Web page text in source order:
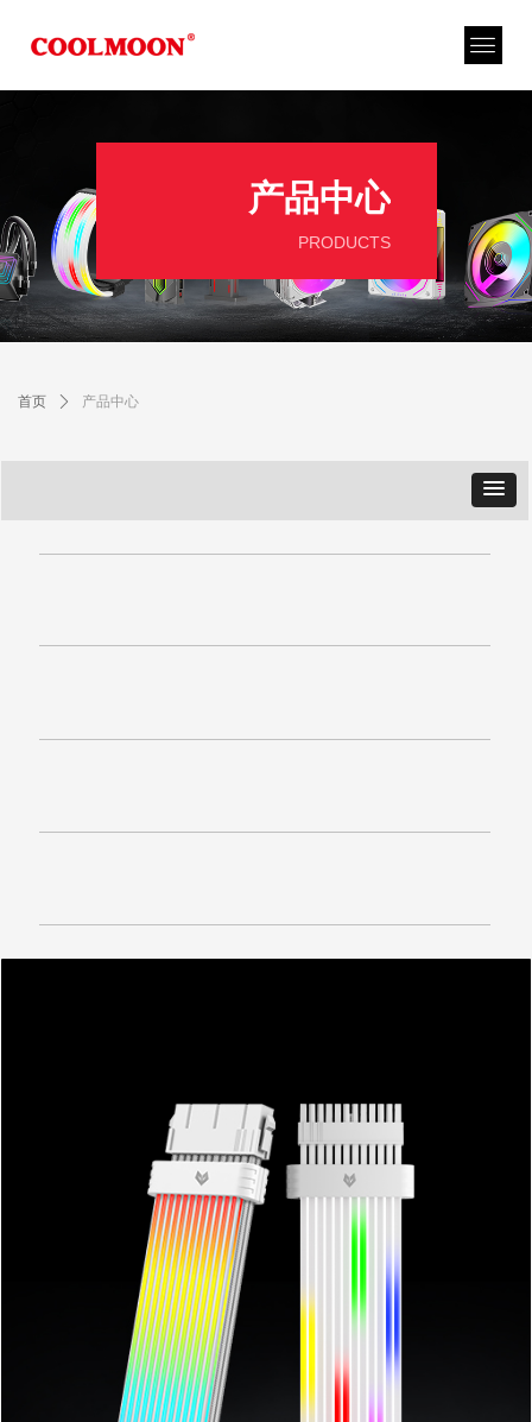
产品中心
PRODUCTS
首页 ꄲ 产品中心